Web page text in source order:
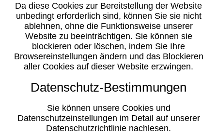
Da diese Cookies zur Bereitstellung der Website
unbedingt erforderlich sind, können Sie sie nicht
ablehnen, ohne die Funktionsweise unserer
Website zu beeinträchtigen. Sie können sie
blockieren oder löschen, indem Sie Ihre
Browsereinstellungen ändern und das Blockieren
aller Cookies auf dieser Website erzwingen.
Datenschutz-Bestimmungen
Sie können unsere Cookies und
Datenschutzeinstellungen im Detail auf unserer
Datenschutzrichtlinie nachlesen.